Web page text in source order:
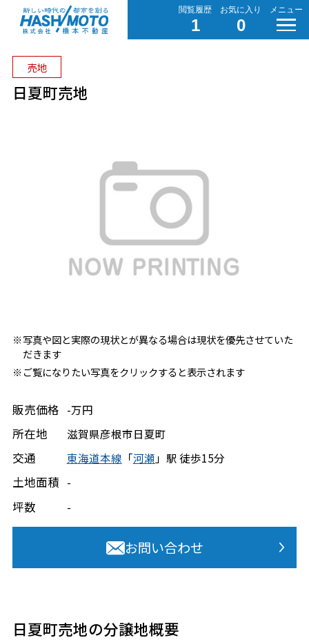
閲覧履歴
1
お気に入り
0
メニュー
売地
日夏町売地
写真や図と実際の現状とが異なる場合は現状を優先させていた
だきます
ご覧になりたい写真をクリックすると表示されます
販売価格 -万円
所在地 滋賀県彦根市日夏町
交通 東海道本線 「河瀬 」駅 徒歩15分
土地面積 -
坪数 -
お問い合わせ
日夏町売地の分譲地概要